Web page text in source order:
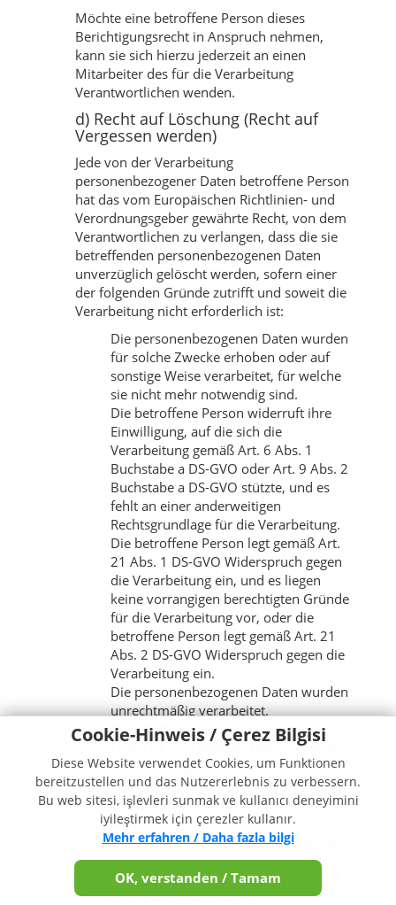
Cookie-Hinweis / Çerez Bilgisi
Diese Website verwendet Cookies, um Funktionen
bereitzustellen und das Nutzererlebnis zu verbessern.
Bu web sitesi, işlevleri sunmak ve kullanıcı deneyimini
iyileştirmek için çerezler kullanır.
Mehr erfahren / Daha fazla bilgi
OK, verstanden / Tamam
Möchte eine betroffene Person dieses
Berichtigungsrecht in Anspruch nehmen,
kann sie sich hierzu jederzeit an einen
Mitarbeiter des für die Verarbeitung
Verantwortlichen wenden.
d) Recht auf Löschung (Recht auf
Vergessen werden)
Jede von der Verarbeitung
personenbezogener Daten betroffene Person
hat das vom Europäischen Richtlinien- und
Verordnungsgeber gewährte Recht, von dem
Verantwortlichen zu verlangen, dass die sie
betreffenden personenbezogenen Daten
unverzüglich gelöscht werden, sofern einer
der folgenden Gründe zutrifft und soweit die
Verarbeitung nicht erforderlich ist:
Die personenbezogenen Daten wurden
für solche Zwecke erhoben oder auf
sonstige Weise verarbeitet, für welche
sie nicht mehr notwendig sind.
Die betroffene Person widerruft ihre
Einwilligung, auf die sich die
Verarbeitung gemäß Art. 6 Abs. 1
Buchstabe a DS-GVO oder Art. 9 Abs. 2
Buchstabe a DS-GVO stützte, und es
fehlt an einer anderweitigen
Rechtsgrundlage für die Verarbeitung.
Die betroffene Person legt gemäß Art.
21 Abs. 1 DS-GVO Widerspruch gegen
die Verarbeitung ein, und es liegen
keine vorrangigen berechtigten Gründe
für die Verarbeitung vor, oder die
betroffene Person legt gemäß Art. 21
Abs. 2 DS-GVO Widerspruch gegen die
Verarbeitung ein.
Die personenbezogenen Daten wurden
unrechtmäßig verarbeitet.
Die Löschung der personenbezogenen
Daten ist zur Erfüllung einer rechtlichen
Verpflichtung nach dem Unionsrecht
oder dem Recht der Mitgliedstaaten
erforderlich, dem der Verantwortliche
unterliegt.
Die personenbezogenen Daten wurden
in Bezug auf angebotene Dienste der
Informationsgesellschaft gemäß Art. 8
Abs. 1 DS-GVO erhoben.